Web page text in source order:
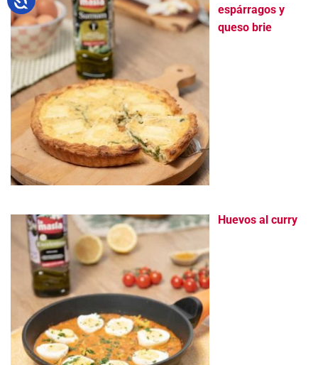
espárragos y
queso brie
Huevos al curry